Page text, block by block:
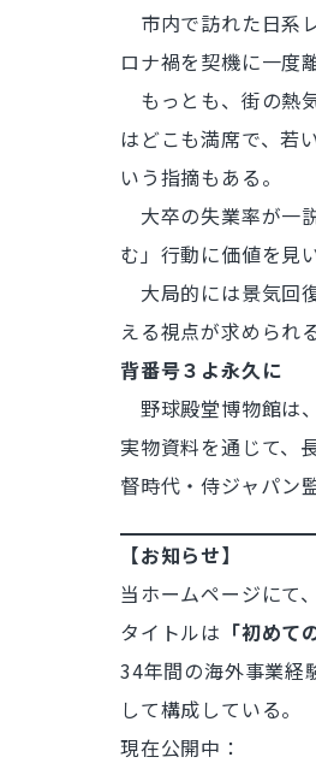
市内で訪れた日系
ロナ禍を契機に一度
もっとも、街の熱
はどこも満席で、若
いう指摘もある。
大卒の失業率が一
む」行動に価値を見
大局的には景気回
える視点が求められ
背番号３よ永久に
野球殿堂博物館は
実物資料を通じて、
督時代・侍ジャパン
【お知らせ】
当ホームページにて
タイトルは 「初め
34年間の海外事業経
して構成している。
現在公開中：